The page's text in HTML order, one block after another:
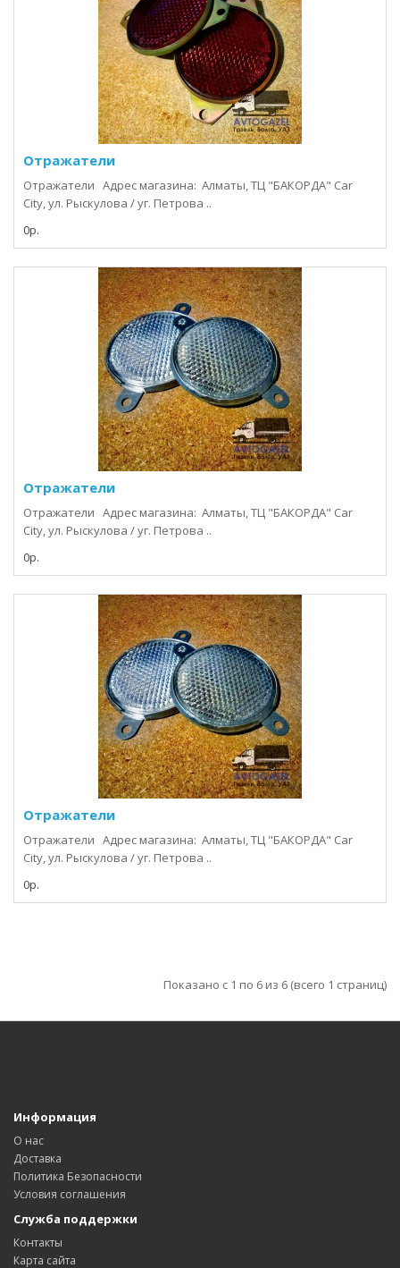
Отражатели
Отражатели Адрес магазина: Алматы, ТЦ "БАКОРДА" Car
City, ул. Рыскулова / уг. Петрова ..
0р.
Отражатели
Отражатели Адрес магазина: Алматы, ТЦ "БАКОРДА" Car
City, ул. Рыскулова / уг. Петрова ..
0р.
Отражатели
Отражатели Адрес магазина: Алматы, ТЦ "БАКОРДА" Car
City, ул. Рыскулова / уг. Петрова ..
0р.
Показано с 1 по 6 из 6 (всего 1 страниц)
Информация
О нас
Доставка
Политика Безопасности
Условия соглашения
Служба поддержки
Контакты
Карта сайта